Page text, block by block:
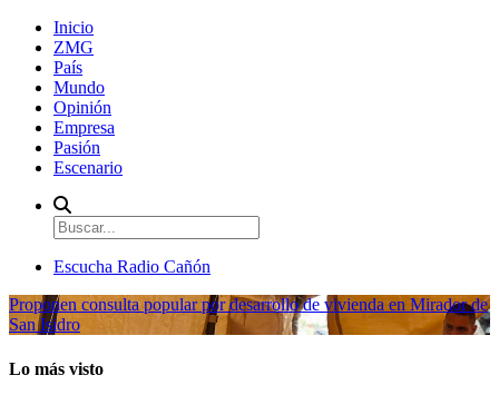
Inicio
ZMG
País
Mundo
Opinión
Empresa
Pasión
Escenario
Escucha Radio Cañón
Proponen consulta popular por desarrollo de vivienda en Mirador de
San Isidro
Lo más visto